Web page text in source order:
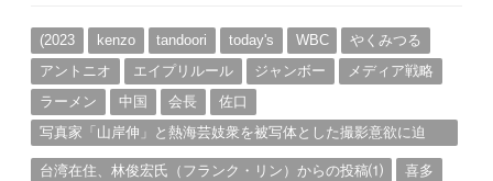
ブ(2023 kenzo tandoori today's WBC
やくみつる
アントニオ
エイプリルール ジャンボー
メディア戦略
ラーメン
中国 会長
佐口
写真家「山岸伸」と熱海芸妓衆を被写体とした撮影意欲に迫
台湾在住、林俊宏氏（フランク・リン）からの投稿⑴
喜多